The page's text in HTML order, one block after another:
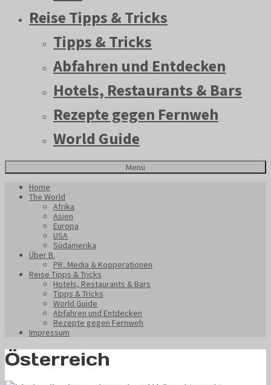
Reise Tipps & Tricks
Tipps & Tricks
Abfahren und Entdecken
Hotels, Restaurants & Bars
Rezepte gegen Fernweh
World Guide
Menü
Home
The World
Afrika
Asien
Europa
USA
Südamerika
Über B.
PR, Media & Kooperationen
Reise Tipps & Tricks
Hotels, Restaurants & Bars
Tipps & Tricks
World Guide
Abfahren und Entdecken
Rezepte gegen Fernweh
Impressum
Österreich